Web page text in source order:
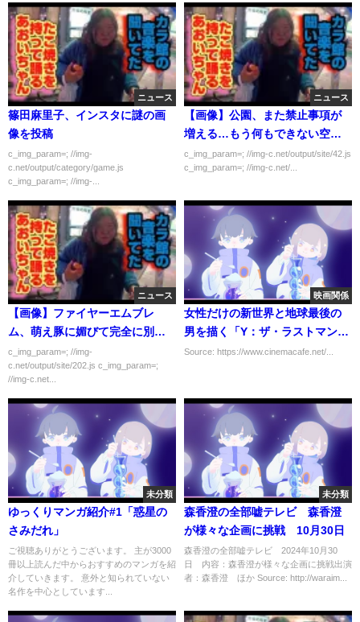
ニュース
篠田麻里子、インスタに謎の画
像を投稿
c_img_param=; //img-
c.net/output/category/game.js
c_img_param=; //img-...
ニュース
【画像】公園、また禁止事項が
増える…もう何もできない空間
に
c_img_param=; //img-c.net/output/site/42.js
c_img_param=; //img-c.net/...
ニュース
【画像】ファイヤーエムブレ
ム、萌え豚に媚びて完全に別の
ゲームに・・・
c_img_param=; //img-
c.net/output/site/202.js c_img_param=;
//img-c.net...
映画関係
女性だけの新世界と地球最後の
男を描く「Y：ザ・ラストマン」
10月27日Disney+で配信
Source: https://www.cinemacafe.net/...
未分類
ゆっくりマンガ紹介#1「惑星の
さみだれ」
ご視聴ありがとうございます。 主が3000
冊以上読んだ中からおすすめのマンガを紹
介していきます。 意外と知られていない
名作を中心としています...
未分類
森香澄の全部嘘テレビ 森香澄
が様々な企画に挑戦 10月30日
森香澄の全部嘘テレビ 2024年10月30
日 内容：森香澄が様々な企画に挑戦出演
者：森香澄 ほか Source: http://waraim...